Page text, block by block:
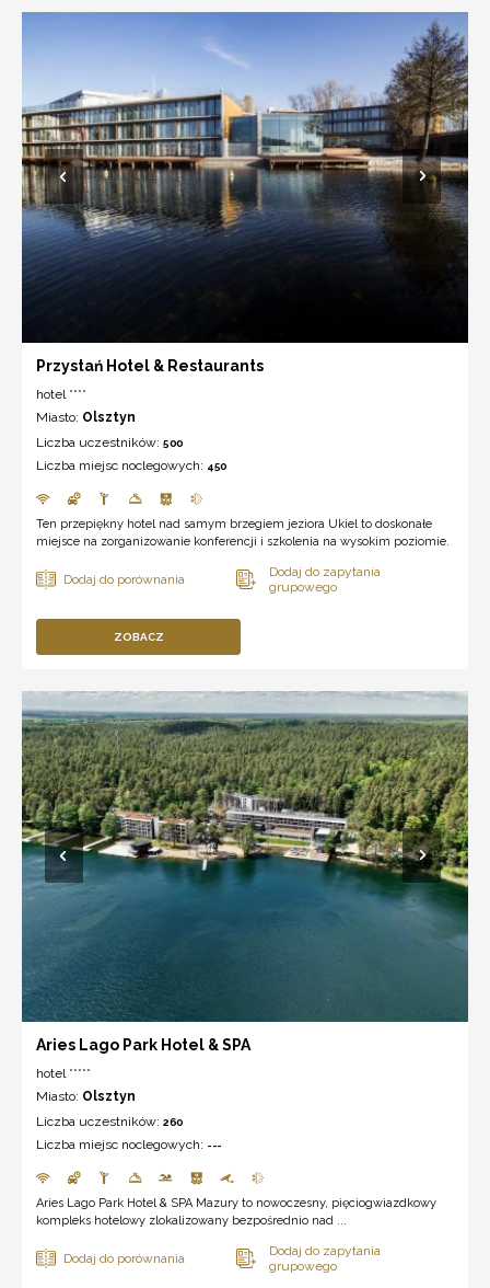
Przystań Hotel & Restaurants
hotel ****
Miasto: Olsztyn
Liczba uczestników: 500
Liczba miejsc noclegowych: 450
Ten przepiękny hotel nad samym brzegiem jeziora Ukiel to doskonałe
miejsce na zorganizowanie konferencji i szkolenia na wysokim poziomie.
ZOBACZ
Aries Lago Park Hotel & SPA
hotel *****
Miasto: Olsztyn
Liczba uczestników: 260
Liczba miejsc noclegowych: ---
Aries Lago Park Hotel & SPA Mazury to nowoczesny, pięciogwiazdkowy
kompleks hotelowy zlokalizowany bezpośrednio nad ...